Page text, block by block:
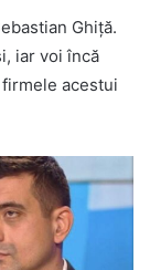
Ghiță.
iar voi încă
acestui